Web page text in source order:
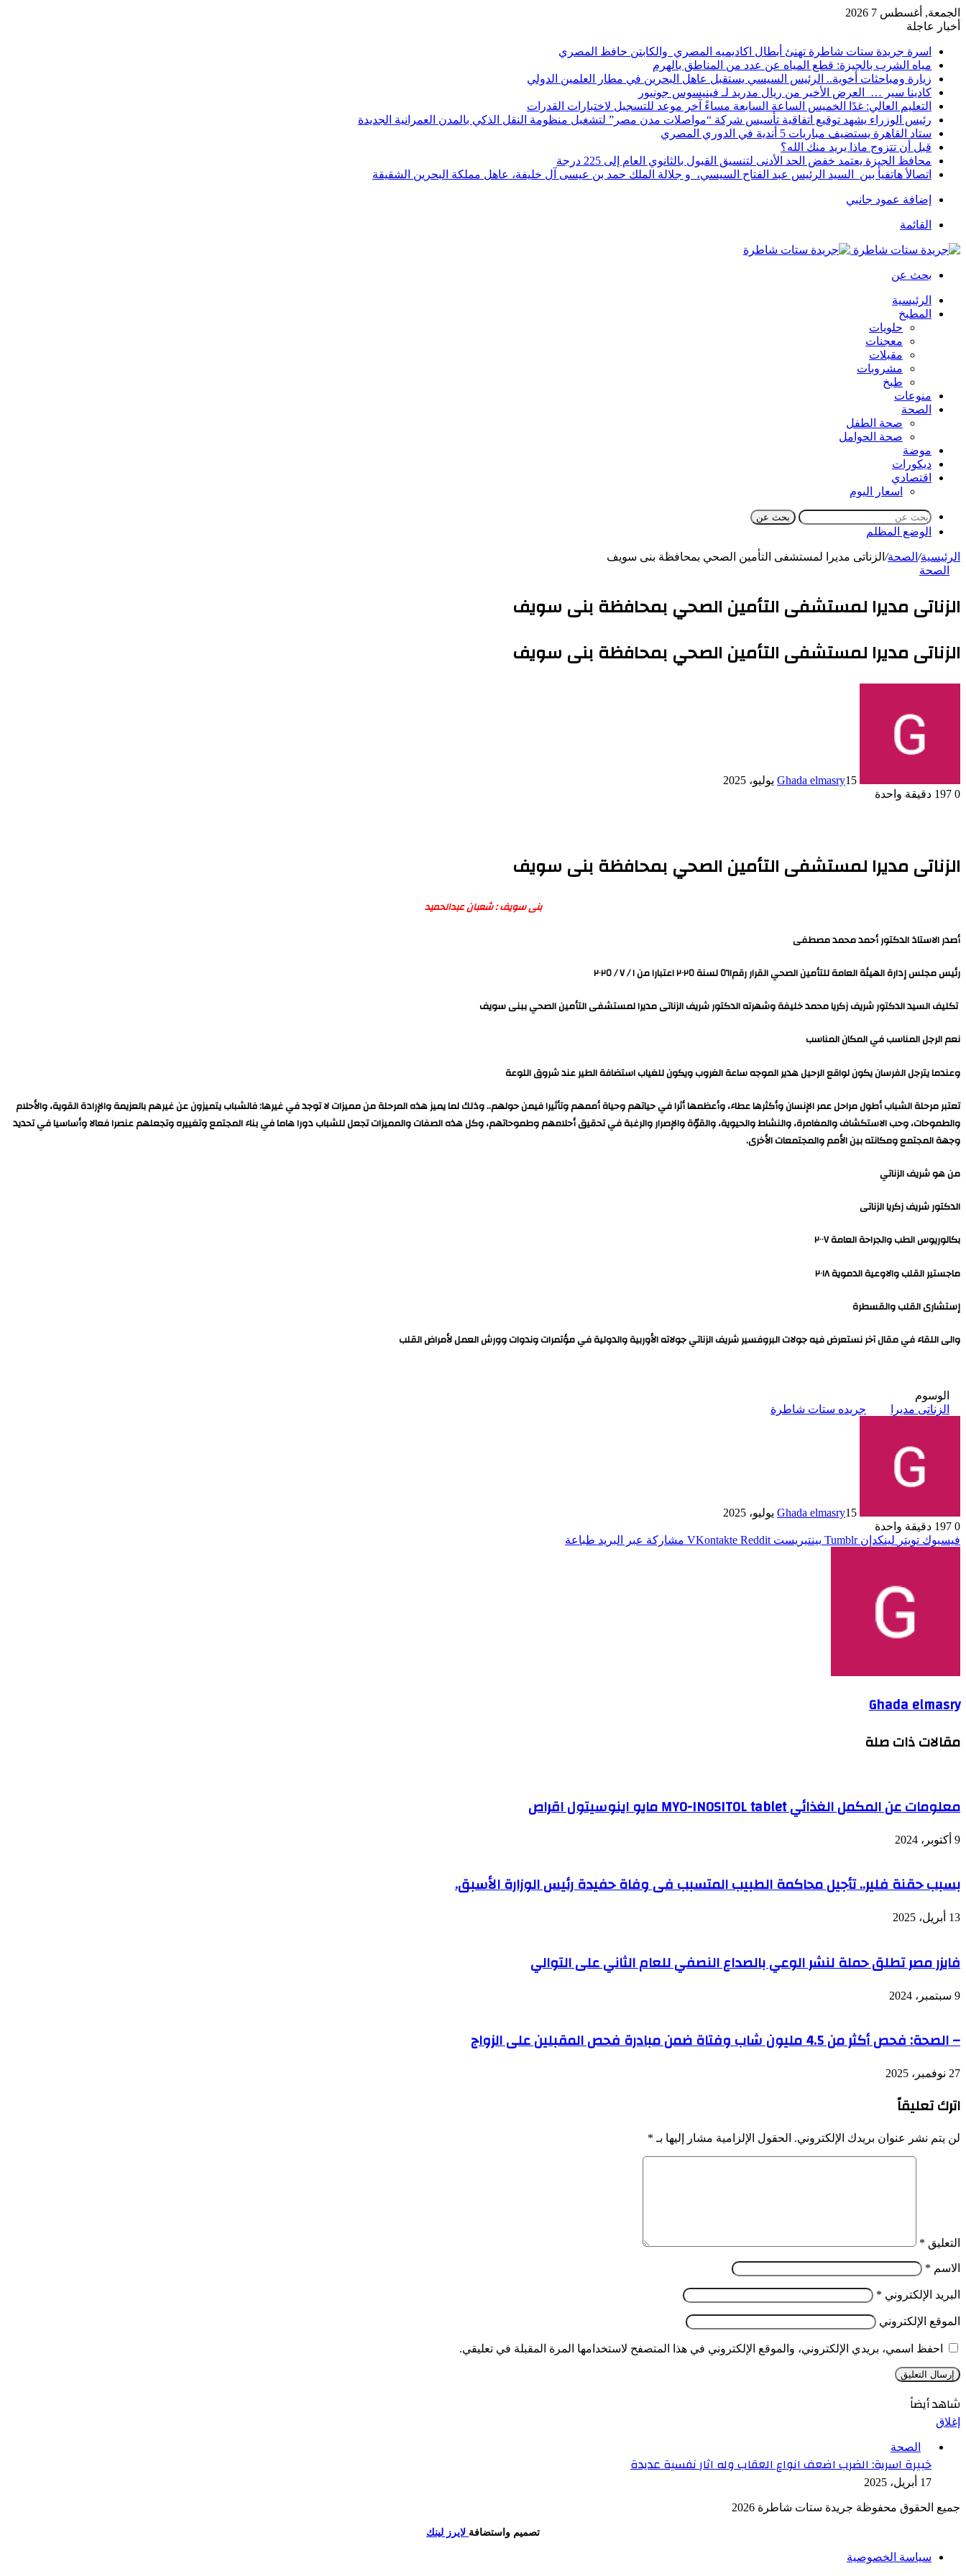
الجمعة, أغسطس 7 2026
أخبار عاجلة
اسرة جريدة ستات شاطرة تهنئ أبطال اكاديميه المصري والكابتن حافظ المصري
مياه الشرب بالجيزة: قطع المياه عن عدد من المناطق بالهرم
زيارة ومباحثات أخوية.. الرئيس السيسي يستقبل عاهل البحرين في مطار العلمين الدولي
كادينا سير … العرض الأخير من ريال مدريد لـ فينيسوس جونيور
التعليم العالي: غدًا الخميس الساعة السابعة مساءً آخر موعد للتسجيل لاختبارات القدرات
رئيس الوزراء يشهد توقيع اتفاقية تأسيس شركة “مواصلات مدن مصر” لتشغيل منظومة النقل الذكي بالمدن العمرانية الجديدة
ستاد القاهرة يستضيف مباريات 5 أندية في الدوري المصري
قبل أن تتزوج ماذا يريد منك الله؟
محافظ الجيزة يعتمد خفض الحد الأدنى لتنسيق القبول بالثانوي العام إلى 225 درجة
اتصالأ هاتفيأ بين السيد الرئيس عبد الفتاح السيسي، و جلالة الملك حمد بن عيسى آل خليفة، عاهل مملكة البحرين الشقيقة
إضافة عمود جانبي
القائمة
بحث عن
الرئيسية
المطبخ
حلويات
معجنات
مقبلات
مشروبات
طبخ
منوعات
الصحة
صحة الطفل
صحة الحوامل
موضة
ديكورات
اقتصادي
اسعار اليوم
بحث عن
الوضع المظلم
الرئيسية/ الصحة/ الزناتى مديرا لمستشفى التأمين الصحي بمحافظة بنى سويف
الصحة
الزناتى مديرا لمستشفى التأمين الصحي بمحافظة بنى سويف
الزناتى مديرا لمستشفى التأمين الصحي بمحافظة بنى سويف
Ghada elmasry15 يوليو، 2025
0
دقيقة واحدة
الزناتى مديرا لمستشفى التأمين الصحي بمحافظة بنى سويف
بنى سويف : شعبان عبدالحميد
أصدر الاستاذ الدكتور أحمد محمد مصطفى
رئيس مجلس إدارة الهيئة العامة للتأمين الصحي القرار رقم٥٦١ لسنة ٢٠٢٥ اعتبارا من ١ / ٧ / ٢٠٢٥
تكليف السيد الدكتور شريف زكريا محمد خليفة وشهرته الدكتور شريف الزناتى مديرا لمستشفى التأمين الصحي ببنى سويف
نعم الرجل المناسب في المكان المناسب
وعندما يترجل الفرسان يكون لواقع الرحيل هدير الموجه ساعة الغروب ويكون للغياب استضافة الطير عند شروق اللوعة
تعتبر مرحلة الشباب أطول مراحل عمر الإنسان وأكثرها عطاء، وأعظمها أثرا في حياتهم وحياة أممهم وتأثيرا فيمن حولهم.. وذلك لما يميز هذه المرحلة من مميزات لا توجد في غيرها: فالشباب يتميزون عن غيرهم بالعزيمة والإرادة القوية، والأحلام
والطموحات، وحب الاستكشاف والمغامرة، والنشاط والحيوية، والقوّة والإصرار والرغبة في تحقيق أحلامهم وطموحاتهم، وكل هذه الصفات والمميزات تجعل للشباب دورا هاما في بناء المجتمع وتغييره وتجعلهم عنصرا فعالا وأساسيا في تحديد
وجهة المجتمع ومكانته بين الأمم والمجتمعات الأخرى.
من هو شريف الزناتي
الدكتور شريف زكريا الزناتى
بكالوريوس الطب والجراحة العامة ٢٠٠٧
ماجستير القلب والاوعية الدموية ٢٠١٨
إستشارى القلب والقسطرة
والى اللقاء في مقال آخر نستعرض فيه جولات البروفسير شريف الزناتي جولاته الأوربية والدولية في مؤتمرات وندوات وورش العمل لأمراض القلب
الوسوم
الزناتى مديرا
جريده ستات شاطرة
Ghada elmasry15 يوليو، 2025
0
دقيقة واحدة
فيسبوك تويتر لينكدإن بينتيريست مشاركة عبر البريد طباعة
Ghada elmasry
مقالات ذات صلة
معلومات عن المكمل الغذائي MYO-INOSITOL tablet مايو اينوسيتول اقراص
9 أكتوبر، 2024
بسبب حقنة فلير.. تأجيل محاكمة الطبيب المتسبب فى وفاة حفيدة رئيس الوزارة الأسبق.
13 أبريل، 2025
فايزر مصر تطلق حملة لنشر الوعي بالصداع النصفي للعام الثاني على التوالي
9 سبتمبر، 2024
– الصحة: فحص أكثر من 4.5 مليون شاب وفتاة ضمن مبادرة فحص المقبلين على الزواج
27 نوفمبر، 2025
اترك تعليقاً
لن يتم نشر عنوان بريدك الإلكتروني. الحقول الإلزامية مشار إليها بـ *
التعليق *
الاسم *
البريد الإلكتروني *
الموقع الإلكتروني
احفظ اسمي، بريدي الإلكتروني، والموقع الإلكتروني في هذا المتصفح لاستخدامها المرة المقبلة في تعليقي.
شاهد أيضاً
إغلاق
الصحة
خبيرة اسرية: الضرب اضعف انواع العقاب وله اثار نفسية عديدة
17 أبريل، 2025
جميع الحقوق محفوظة جريدة ستات شاطرة 2026
تصميم واستضافة لايرز لينك
سياسة الخصوصية